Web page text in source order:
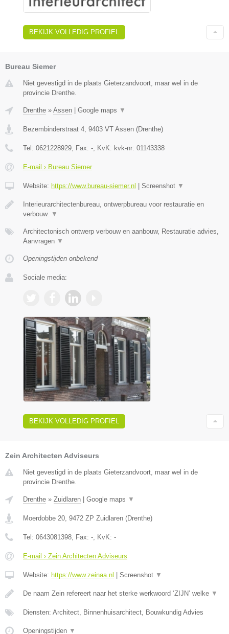
BEKIJK VOLLEDIG PROFIEL
Bureau Siemer
Niet gevestigd in de plaats Gieterzandvoort, maar wel in de
provincie Drenthe.
Drenthe » Assen Google maps ▼
Bezembinderstraat 4, 9403 VT Assen (Drenthe)
Tel: 0621228929, Fax: -, KvK: kvk-nr: 01143338
E-mail › Bureau Siemer
Website: https://www.bureau-siemer.nl Screenshot ▼
Interieurarchitectenbureau, ontwerpbureau voor restauratie en
verbouw. ▼
Architectonisch ontwerp verbouw en aanbouw, Restauratie advies,
Aanvragen ▼
Openingstijden onbekend
Sociale media:
BEKIJK VOLLEDIG PROFIEL
Zein Architecten Adviseurs
Niet gevestigd in de plaats Gieterzandvoort, maar wel in de
provincie Drenthe.
Drenthe » Zuidlaren | Google maps ▼
Moerdobbe 20 9472 ZP Zuidlaren (Drenthe)
Tel: 0643081398 , Fax: - , KvK: -
E-mail › Zein Architecten Adviseurs
Website: https://www.zeinaa.nl | Screenshot ▼
De naam Zein refereert naar het sterke werkwoord ‘ZIJN’ welke ▼
Diensten: Architect, Binnenhuisarchitect, Bouwkundig Advies
Openingstijden ▼